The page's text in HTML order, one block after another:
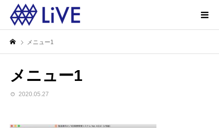
メニュー1
メニュー1
2020.05.27